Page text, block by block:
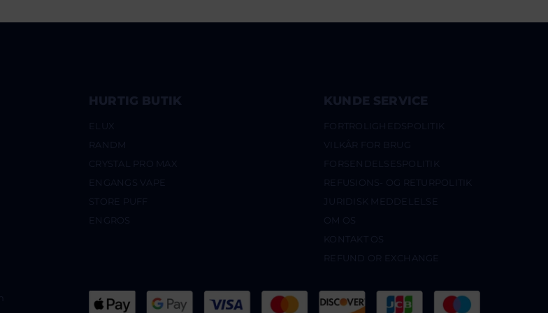
HURTIG BUTIK
ELUX
RANDM
CRYSTAL PRO MAX
ENGANGS VAPE
STORE PUFF
ENGROS
KUNDE SERVICE
FORTROLIGHEDSPOLITIK
VILKÅR FOR BRUG
FORSENDELSESPOLITIK
REFUSIONS- OG RETURPOLITIK
JURIDISK MEDDELELSE
OM OS
KONTAKT OS
REFUND OR EXCHANGE